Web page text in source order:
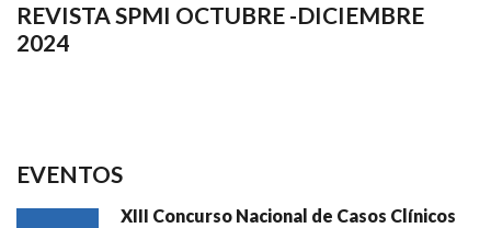
REVISTA SPMI OCTUBRE -DICIEMBRE
2024
EVENTOS
XIII Concurso Nacional de Casos Clínicos